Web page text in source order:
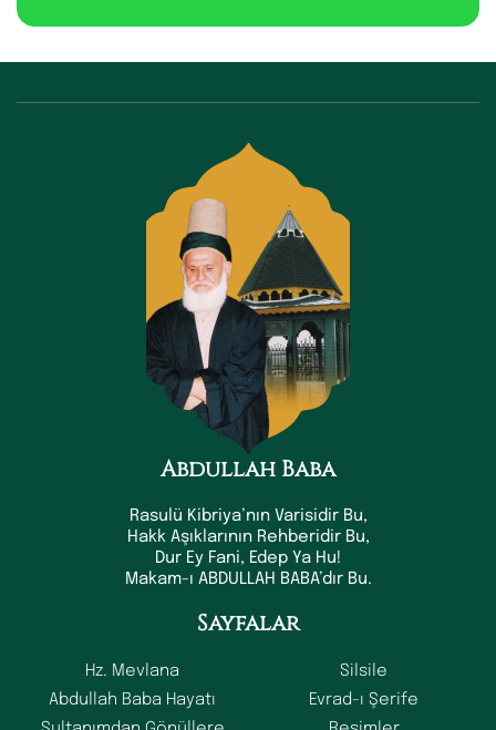
Abdullah Baba
Rasulü Kibriya’nın Varisidir Bu,
Hakk Aşıklarının Rehberidir Bu,
Dur Ey Fani, Edep Ya Hu!
Makam-ı ABDULLAH BABA’dır Bu.
Sayfalar
Hz. Mevlana
Abdullah Baba Hayatı
Silsile
Evrad-ı Şerife